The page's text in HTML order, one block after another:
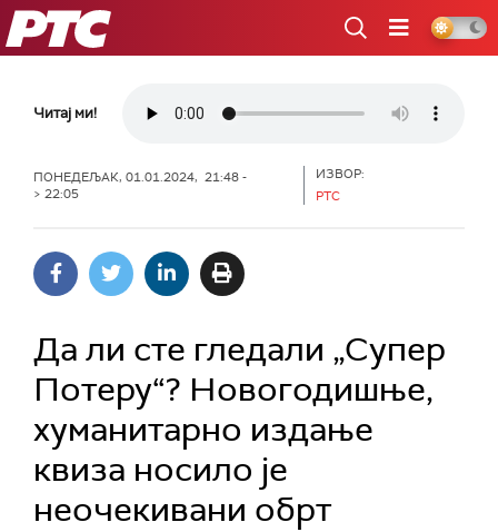
РТС
Читај ми!
ПОНЕДЕЉАК, 01.01.2024, 21:48 -
> 22:05
ИЗВОР:
РТС
Да ли сте гледали „Супер
Потеру“? Новогодишње,
хуманитарно издање
квиза носило је
неочекивани обрт